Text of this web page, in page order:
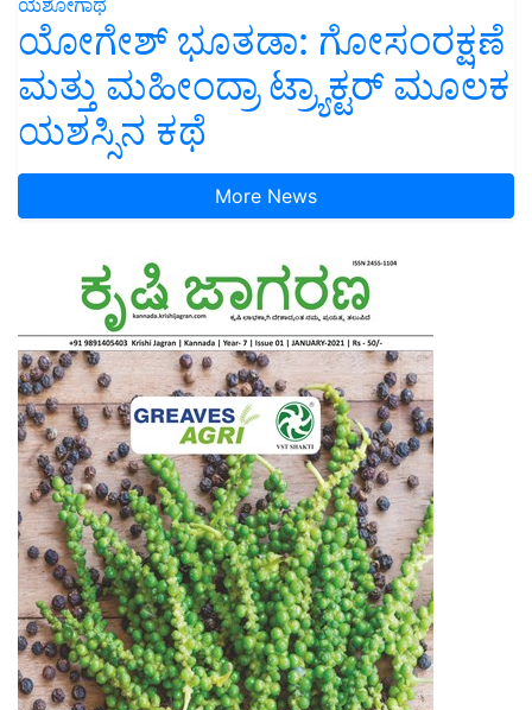
ಯೋಗೇಶ್ ಭೂತಡಾ: ಗೋಸಂರಕ್ಷಣೆ
ಮತ್ತು ಮಹೀಂದ್ರಾ ಟ್ರ್ಯಾಕ್ಟರ್ ಮೂಲಕ
ಯಶಸ್ಸಿನ ಕಥೆ
More News